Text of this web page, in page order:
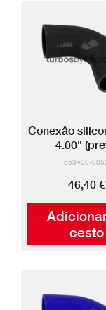
cesto
Conexâo
4.00"
553400-
46,40 €